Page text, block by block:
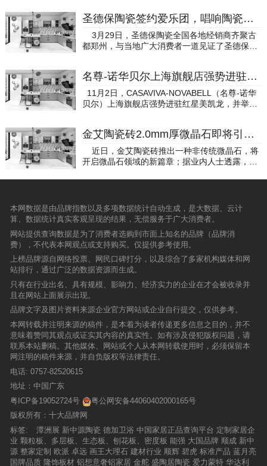
人叶森林；意大利米兰理工大学设计管理硕士、
华浔装饰集团设计研究院执行院长、大锋格物设
计事务所创始人汪大锋；建筑卫生陶瓷检测重点
实验室高级工程师、硅酸盐学会陶瓷分会建卫陶
山设计总监阚敏；广东省人力资源研究会常务副
秘书长、广东省校企合作与校校合作促进会执行
秘书长郭爱东；陶瓷品牌网总经理杨钧；江西设
计力量协会秘书长、华人设计师网主编焉莫；国
建材企业家、设计师、经销商和各界媒体朋友一
同出席颁奖盛典。为举办一场与众不同的颁奖盛
典，主办方还特意安排了参会嘉宾走近国内地产
龙头企业碧桂园总部，以及碧桂园旗下互联网家
宾收获颇丰。本届评选涉及的陶瓷行业知名品牌
企业，均由网友提名、推荐、企业自荐和协会推
荐的方式进行，坚持自愿、公开、公平、公正的
原则，秉承专业和开放的理念，旨在打造陶瓷行
行业评选盛典。投票活动开设专题页面进行网络
投票，每个大项一个页面，每个品牌一个专栏，
网友可在活动专题进行公开投票，为防止刷票作
弊，每天每IP只可投票5次，禁止违规操作，否则
取消投票资格，投票数据真实可靠。自投票活动
开展以来，每天都有大量的数据疯狂地涌入投票
网站的服务器，投票达到100多万人次。以下为2
019年度负离子瓷砖十大品牌获奖目录：东鹏瓷
砖广东东鹏控股股份有限公司（股票代码：338
6）是世界级的瓷砖、卫浴产品专业制造商和品
牌商，公司于2013年12月9日在香港联交所主板
验，实力如日中天。公司不断引领行业消费潮流
的产品，广泛应用于全球多个高端地标项目，如
意陶瓷砖广东金意陶陶瓷集团有限公司始创于20
04年1月。发展至今，金意陶已构建完成完整的
建材产业链并在此基础上向相关领域扩张，形成
评选等环节持续了将近一年时间的2016建筑卫生
陶瓷十大品牌榜终于揭晓。本次活动揭晓了“陶瓷
十大品牌”、“瓷砖十大品牌”、“卫浴十大品
牌”、“陶瓷一线品牌”、“大理石瓷砖十大品
古砖十大品牌”、“抛光砖十大品牌”、“木纹砖十大
品牌”、等多项陶瓷卫浴品牌奖项。颁奖后嘉宾合
影 相关机构的嘉宾阵容强大，来自协会的嘉宾
有室内装饰协会会长刘珝、陶瓷工业协会秘书长
主任金戟、房地产业协会商业和旅游地产委员会
副秘书长王晗、北京陶瓷商会常务副会长林宏
举、潮州市建筑卫生陶瓷协会秘书长张扬；来自
学术单位的嘉宾有昆仑策研究院副院长兼秘书
清华大学形象传播研究中心研究员萧东荣、北京
院副院长崔冬晖、清华大学美术学院陶瓷学博
士、北京服装学院产品设计系主任、教授郭强。
室内装饰协会会长刘珝陶瓷工业协会秘书长侯文
全室内装饰协会装饰材料用品专业委员会主任金
戟 过去30多年来，我国建筑陶瓷产业快速发
展，产业规模不断扩大，企业数量及品牌众多，
其中规模以上企业3000多家，商标4000多个。2
国瓷砖产量首次出现负增长，但即便如此，瓷砖
产量依然占全世界六成以上。 近年来，我国经
济进入新常态，房地产、家装行业增长缓慢，受
此影响，陶瓷卫浴行业也出现严重滞长，企业生
存与发展面临严峻考验，通过品牌化经营，启动
产业转型、升级成为必然的选择。 为检视建筑
陶瓷企业和品牌的发展水平，贯彻“扶优、扶
强”的产业精神，催生建筑卫生陶瓷领域的供应侧
改革，引导品牌企业发扬“工匠精神”，做专、做
经销商、采购商、消费者掌握业内领先品牌信
息，促进市场消费，推动建筑陶瓷产业软实力的
提升，室内装饰协会装饰材料用品专业委员会在
去年下半年启动了该活动。颁奖现场 据了解，
主办方为办好本次测评活动，于2015年7月15日
颁发了中室材[2015]006号文件，根据文件精
神，研究小组在半年内先后走访了全国各地几十
圣德保陶瓷签约爱乐团，唱响陶瓷之美
3月29日，圣德保陶瓷全国各地经销商齐聚古
都郑州，与当地广大消费者一道见证了圣德保品
团”签约仪式，以原创音乐唱响陶瓷之美！ 新中
源建材河南销售中心营销总经理杨伟、新中源建
材品牌管理部市场总监郭浩、河南圣德保营销中
心品牌总经理段朋庆、圣德保陶瓷各营销中心品
导、业主共800余人出席了签约仪式。
名尊-诺华贝尔上海旗舰店强势进驻红星美凯龙
11月2日，CASAVIVA-NOVABELL（名尊-诺华
贝尔）上海旗舰店强势进驻红星美凯龙，并举行
L董事长MarioRoncaglia，宾德集团董事长、总
裁、道格拉斯·董事长邓柱标先生，NOVABELL亚
太区总经理StefanoBozzarelli，宾德集团副董事
长、副总裁、道格拉斯·副董事长袁汉樑先生，意
大利道格拉斯商务总裁JyrkiLuomala，宾德集团
经理窦拥梅女士，道格拉斯·董事、国内营销中心
总经理于洪宝先生，CASAVIVA销售部总监曾晖
先生，诺华贝尔上海经销商、上海通霆实业发展
有限公司总经理李燕女士等领导嘉宾出席了开业
盛典。 意大利NOVABELL公司创立于1988年，
是国际顶级瓷砖品牌，致力于生产高品质与高品
位的产品，并且不断地进行产品研发，提升生产
技术和产品设计，其在的销售由CASAVIVA（名
尊）总代理。 CASAVIVA，是道格拉斯旗下欧洲
进口瓷砖专营机构，代理众多国际最顶尖瓷砖品
等，旨在为国内尊贵客户提供进口瓷砖全方位服
务。
金艾陶瓷砖2.0mm厚微晶石即将引爆行业热点
近日，金艾陶瓷砖推出一种非传统微晶石，将
开启微晶石领域的新篇章；据业内人士透露，此
将强势推出。 金艾陶瓷砖“2.0mm厚微晶石”，
将创微晶石行业新标杆 近几年来，国内微晶石
行业进入了快速发展阶段，越来越多的陶瓷企业
抢滩微晶石市场，产品同质化、低价格竞争现象
泛滥。金艾陶瓷砖品牌以厚道为本，独辟蹊径，
立足后台企业艾陶制釉十年精工釉料的核晶技
术，发挥自身所长，在晶釉面瓷砖品类精耕创新
上下功夫。据悉，金艾陶瓷砖2.0mm厚微晶石，
延承艾陶制釉“精工釉料十年掌握核晶技术”的核
晶工艺，无网纹超清印花工艺，二次烧工艺等，
先将印好花的瓷砖坯体先经过高温素烧，再将晶
体熔块铺于瓷砖素坯之上进行二次煅烧，微晶熔
块内加入18%的耐磨度硬物质，耐磨度、硬度显
著提高；同时耐磨硬物质待微晶熔块充分熔化并
释放完气体后在熔解，产品烧得透，无针孔，无
持后期多次刮抛，产品依然靓丽如初。晶层厚度
一线品牌的产品之道。
本网数据是由品牌指数以及多项数据统计自动生成，是大数据、云计
算、数据统计真实客观呈现的结果，无偿服务于广大消费者。
网站提供查询数据是为了消费者选购到市面上知名的品牌（品牌消
费），不代表本网观点或支持购买。仅提供参考使用。
上榜品牌源自网络投票、网民口碑打分，以及综合了多家机构媒体和网
站排行，通过广泛的数据资源而生成。
只有在行业出名、具有规模、影响力、经济实力的企业在才会被收录并
且在网站上面展示出现。
品牌文字及图片资料来源企业官方网站或企业自行提交，仅供参考。
本网转载并注明来源的稿件，是本着为读者传递更多信息之目的，并不
意味着赞同其观点或证实其内容的真实性。如有涉及侵犯版权问题，请
联系本站删稿。其他媒体、网站或个人从本网转载使用时，必须保留本
网注明的稿件来源，并自负版权等法律责任。
电话: 0757-82520615
地址：中国广东
粤ICP备19052724号
粤公网安备44060402000165号
版权所有：十大品牌网
标签:
潭洲展 新中源陶瓷 德加卫浴 中国家居正品查询平台 定制家居企
业 颗粒板、多层板、生态板、刨花板、密度板 能强 大国品牌 顺成 新中
源 整家定制 欧派 卓远 画王大理石 建材行业 顺辉 碧虎 标准产品 蓝月亮
国牌品质 隆饰板材 铝想意奢铝家居 金舵 盛陶居陶瓷 爱力蒙特 华达利